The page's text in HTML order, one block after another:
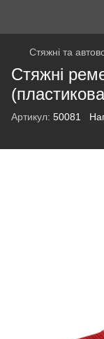
Стяжні та
Стяжні
Артикул: 50081